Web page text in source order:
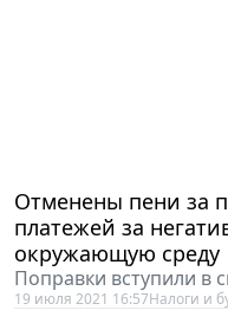
Отменены пени за
платежей за
окружающую среду
Поправки вступили в
19 июля 2021 16:57Налоги и